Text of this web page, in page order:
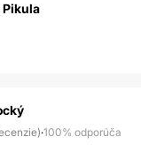
Pikula
·100% odporúča